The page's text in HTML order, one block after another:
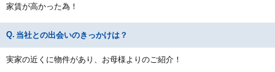
家賃が高かった為！
当社との出会いのきっかけは？
実家の近くに物件があり、お母様よりのご紹介！